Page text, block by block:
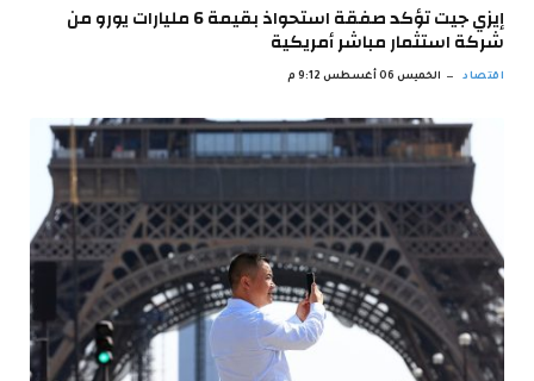
إيزي جيت تؤكد صفقة استحواذ بقيمة 6 مليارات يورو من
شركة استثمار مباشر أمريكية
اقتصاد الخميس 06 أغسطس 9:12 م